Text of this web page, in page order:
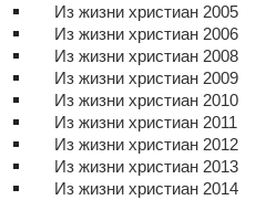
Из жизни христиан 2005
Из жизни христиан 2006
Из жизни христиан 2008
Из жизни христиан 2009
Из жизни христиан 2010
Из жизни христиан 2011
Из жизни христиан 2012
Из жизни христиан 2013
Из жизни христиан 2014